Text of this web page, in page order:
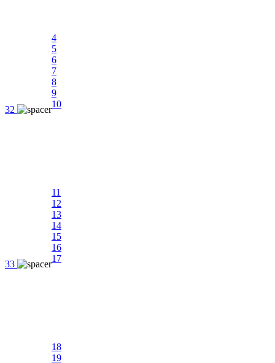
32
4
5
6
7
8
9
10
33
11
12
13
14
15
16
17
18
19